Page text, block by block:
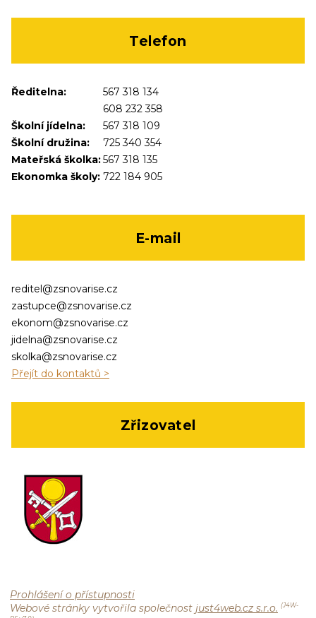
Telefon
Ředitelna:
567 318 134
608 232 358
Školní jídelna:
567 318 109
Školní družina:
725 340 354
Mateřská školka:567 318 135
Ekonomka školy: 722 184 905
E-mail
reditel@zsnovarise.cz
zastupce@zsnovarise.cz
ekonom@zsnovarise.cz
jidelna@zsnovarise.cz
skolka@zsnovarise.cz
Přejít do kontaktů >
Zřizovatel
Prohlášení o přístupnosti
Webové stránky vytvořila společnost just4web.cz s.r.o. (J4W-